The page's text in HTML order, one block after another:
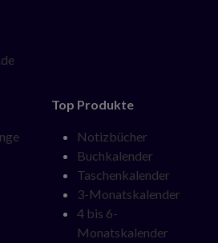
Top Produkte
Navigation
überspringen
Notizbücher
Buchkalender
Taschenkalender
3-Monatskalender
4 bis 6-
Monatskalender